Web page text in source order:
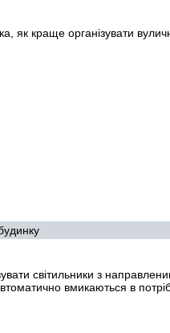
як краще організувати
світильники з
вмикаються в